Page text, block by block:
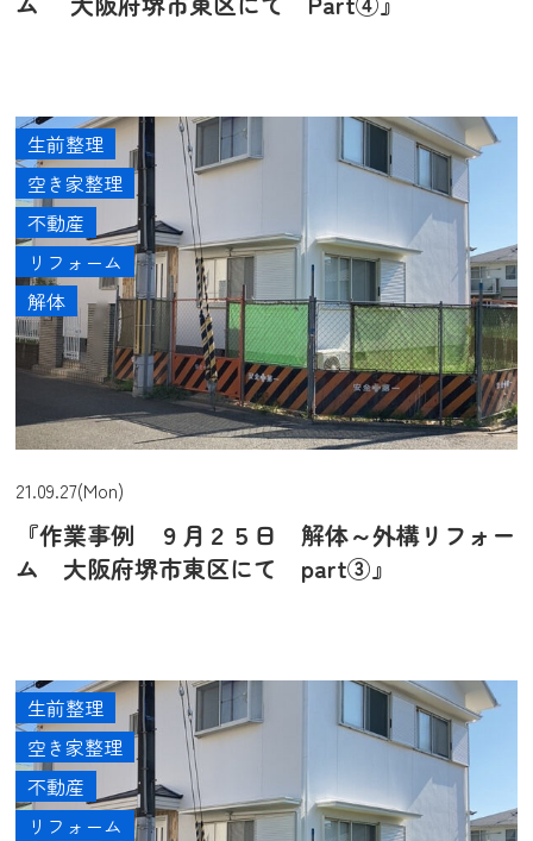
21.09.27(Mon)
『作業事例 ９月２５日 解体～外構リフォー
ム 大阪府堺市東区にて part③』
生前整理
空き家整理
不動産
リフォーム
解体
生前整理
空き家整理
不動産
リフォーム